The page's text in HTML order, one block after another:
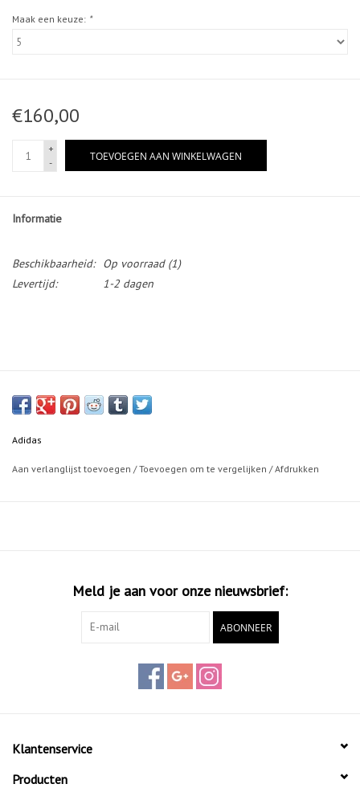
Maak een keuze: *
€160,00
+
-
TOEVOEGEN AAN WINKELWAGEN
Informatie
Beschikbaarheid: Op voorraad(1)
Levertijd:
1-2 dagen
Adidas
Aan verlanglijst toevoegen /Toevoegen om te vergelijken /Afdrukken
Meld je aan voor onze nieuwsbrief:
ABONNEER
Klantenservice
Producten